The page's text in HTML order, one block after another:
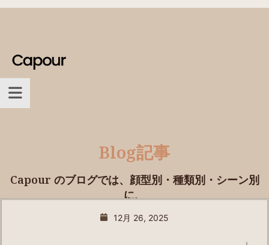
Blog記事
Capour のブログでは、顔型別・種類別・シーン別
に、
プロが選び方を丁寧に解説。
12月 26, 2025